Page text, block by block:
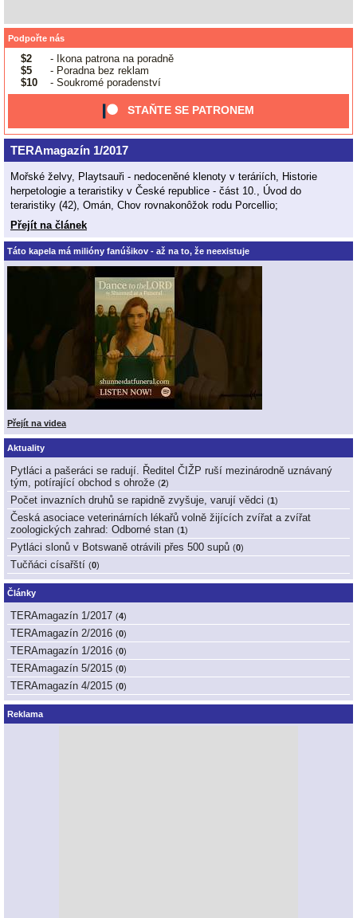
Podpořte nás
$2
- Ikona patrona na poradně
$5
- Poradna bez reklam
$10
- Soukromé poradenství
STAŇTE SE PATRONEM
TERAmagazín 1/2017
Mořské želvy, Playtsauři - nedoceněné klenoty v teráriích, Historie
herpetologie a teraristiky v České republice - část 10., Úvod do
teraristiky (42), Omán, Chov rovnakonôžok rodu Porcellio;
Přejít na článek
Táto kapela má milióny fanúšikov - až na to, že neexistuje
Přejít na videa
Aktuality
Pytláci a pašeráci se radují. Ředitel ČIŽP ruší mezinárodně uznávaný
tým, potírající obchod s ohrože (2)
Počet invazních druhů se rapidně zvyšuje, varují vědci (1 )
Česká asociace veterinárních lékařů volně žijících zvířat a zvířat
zoologických zahrad: Odborné stan (1 )
Pytláci slonů v Botswaně otrávili přes 500 supů (0)
Tučňáci císařští (0)
Články
TERAmagazín 1/2017 (4)
TERAmagazín 2/2016 (0)
TERAmagazín 1/2016 (0)
TERAmagazín 5/2015 (0)
TERAmagazín 4/2015 (0)
Reklama